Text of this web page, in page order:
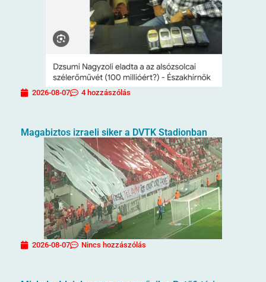
2026-08-07 4 hozzászólás
Magabiztos izraeli siker a DVTK Stadionban
2026-08-07 Nincs hozzászólás